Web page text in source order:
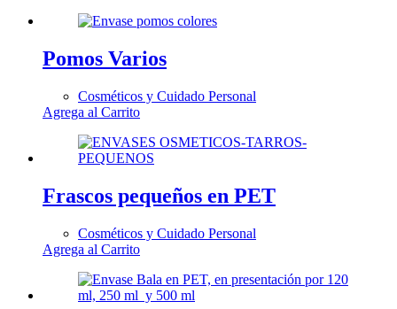
Pomos Varios
Cosméticos y Cuidado Personal
Agrega al Carrito
Frascos pequeños en PET
Cosméticos y Cuidado Personal
Agrega al Carrito